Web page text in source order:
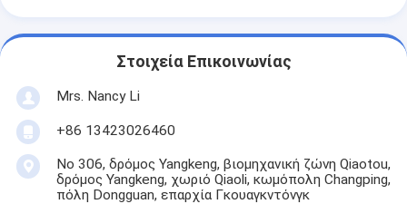
Στοιχεία Επικοινωνίας
Mrs. Nancy Li
+86 13423026460
Νο 306, δρόμος Yangkeng, βιομηχανική ζώνη Qiaotou,
δρόμος Yangkeng, χωριό Qiaoli, κωμόπολη Changping,
πόλη Dongguan, επαρχία Γκουαγκντόνγκ